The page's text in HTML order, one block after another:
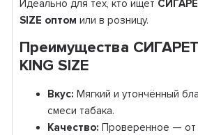
Идеально для тех, кто ищет
SIZE оптом или в розницу.
Преимущества
KING SIZE
Вкус: Мягкий и утончённый
смеси табака.
Качество: Проверенное — от